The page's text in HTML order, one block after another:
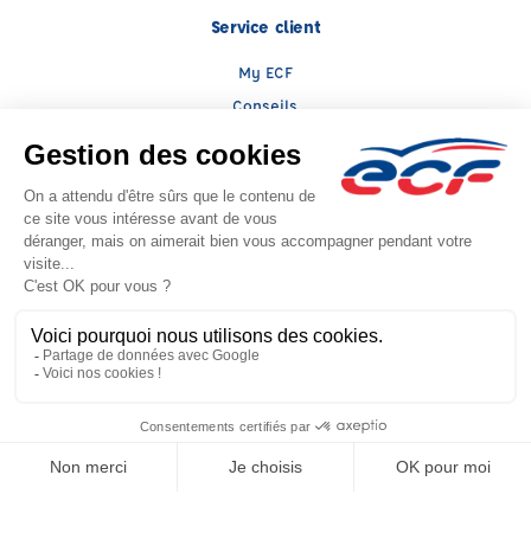
Service client
My ECF
Conseils
Le groupe ECF
Présentation
Presse
Raison sociale : BEQUET - Capital social: 80000€